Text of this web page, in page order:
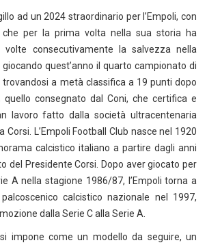
ad un 2024 straordinario per l’Empoli, con
che per la prima volta nella sua storia ha
consecutivamente la salvezza nella
quest’anno il quarto campionato di
trovandosi a metà classifica a 19 punti dopo
quello consegnato dal Coni, che certifica e
lavoro fatto dalla società ultracentenaria
L’Empoli Football Club nasce nel 1920
calcistico italiano a partire dagli anni
del Presidente Corsi. Dopo aver giocato per
A nella stagione 1986/87, l’Empoli torna a
calcistico nazionale nel 1997,
dalla Serie C alla Serie A.
impone come un modello da seguire, un